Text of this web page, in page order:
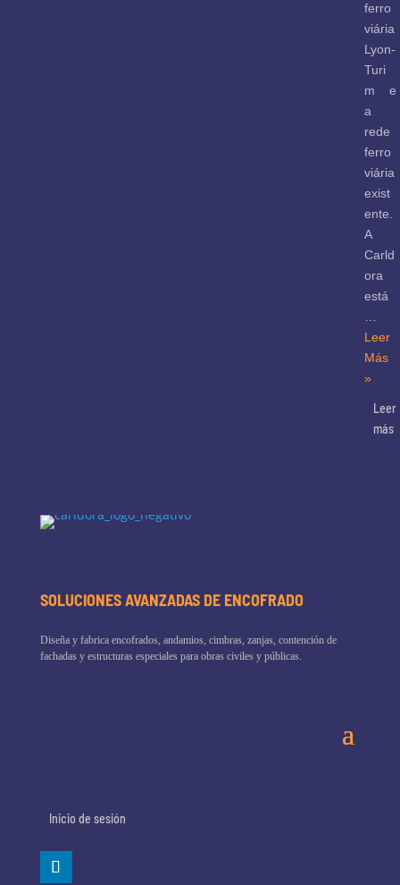
ferro
viária
Lyon-
Turi
m e
a
rede
ferro
viária
exist
ente.
A
Carld
ora
está
Leer
Más
»
Leer
más
SOLUCIONES AVANZADAS DE ENCOFRADO
Diseña y fabrica encofrados, andamios, cimbras, zanjas, contención de
fachadas y estructuras especiales para obras civiles y públicas.
Inicio de sesión